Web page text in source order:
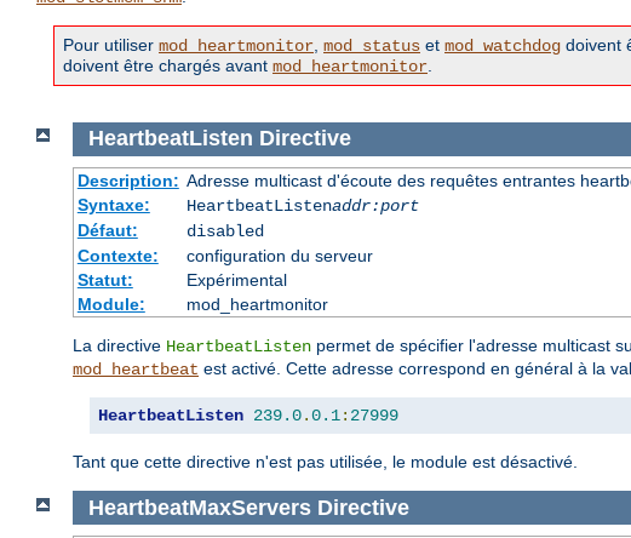
Pour utiliser mod_heartmonitor, mod_status et mod_watchdog doivent
doivent être chargés avant mod_heartmonitor.
HeartbeatListen Directive
Description: Adresse multicast d'écoute des requêtes entrantes
Syntaxe:
HeartbeatListenaddr:port
Défaut:
disabled
Contexte:
configuration du serveur
Statut:
Expérimental
Module:
mod_heartmonitor
La directive HeartbeatListen permet de spécifier l'adresse multicast
mod_heartbeat est activé. Cette adresse correspond en général à la
HeartbeatListen 239.0.0.1: 27999
Tant que cette directive n'est pas utilisée, le module est désactivé.
HeartbeatMaxServers Directive